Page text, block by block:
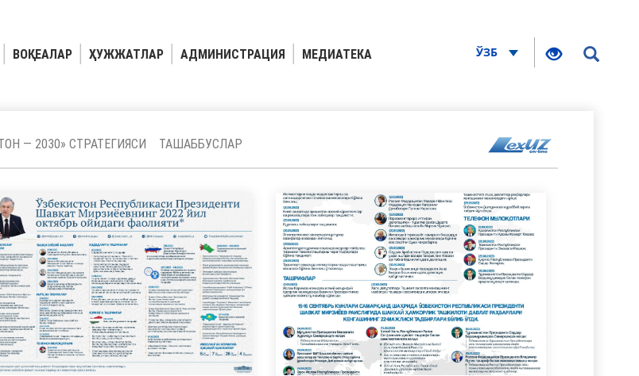
ВОҚЕАЛАР ҲУЖЖАТЛАР АДМИНИСТРАЦИЯ
МЕДИАТЕКА
ЎЗБ
— 2030» СТРАТЕГИЯСИ ТАШАББУСЛАР